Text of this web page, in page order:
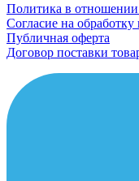
Политика в
Согласие на
Публичная оферта
Договор поставки